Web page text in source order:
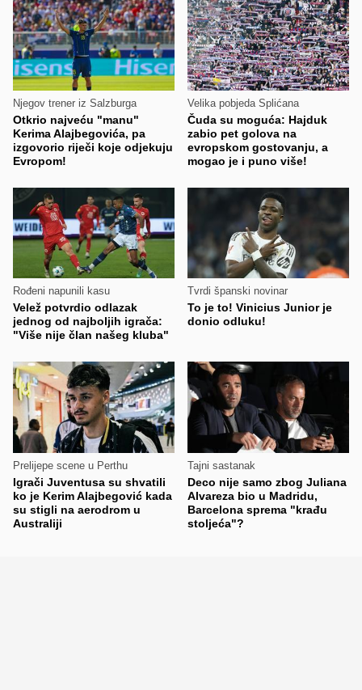
Njegov trener iz Salzburga
Otkrio najveću "manu"
Kerima Alajbegovića, pa
izgovorio riječi koje odjekuju
Evropom!
Velika pobjeda Splićana
Čuda su moguća: Hajduk
zabio pet golova na
evropskom gostovanju, a
mogao je i puno više!
Rođeni napunili kasu
Velež potvrdio odlazak
jednog od najboljih igrača:
"Više nije član našeg kluba"
Tvrdi španski novinar
To je to! Vinicius Junior je
donio odluku!
Prelijepe scene u Perthu
Igrači Juventusa su shvatili
ko je Kerim Alajbegović kada
su stigli na aerodrom u
Australiji
Tajni sastanak
Deco nije samo zbog Juliana
Alvareza bio u Madridu,
Barcelona sprema "krađu
stoljeća"?